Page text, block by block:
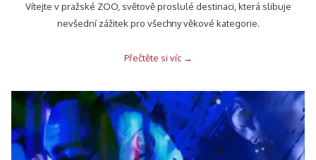
Vítejte v pražské ZOO, světově proslulé destinaci, která slibuje
nevšední zážitek pro všechny věkové kategorie.
Přečtěte si víc